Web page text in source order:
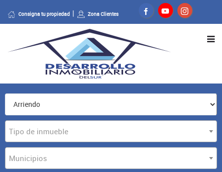
Consigna tu propiedad Zona Clientes
Tipo de inmueble
Municipios